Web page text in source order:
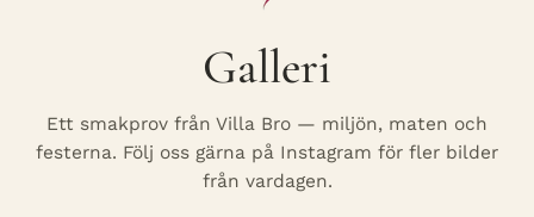
Galleri
Ett smakprov från Villa Bro — miljön, maten och
festerna. Följ oss gärna på Instagram för fler bilder
från vardagen.